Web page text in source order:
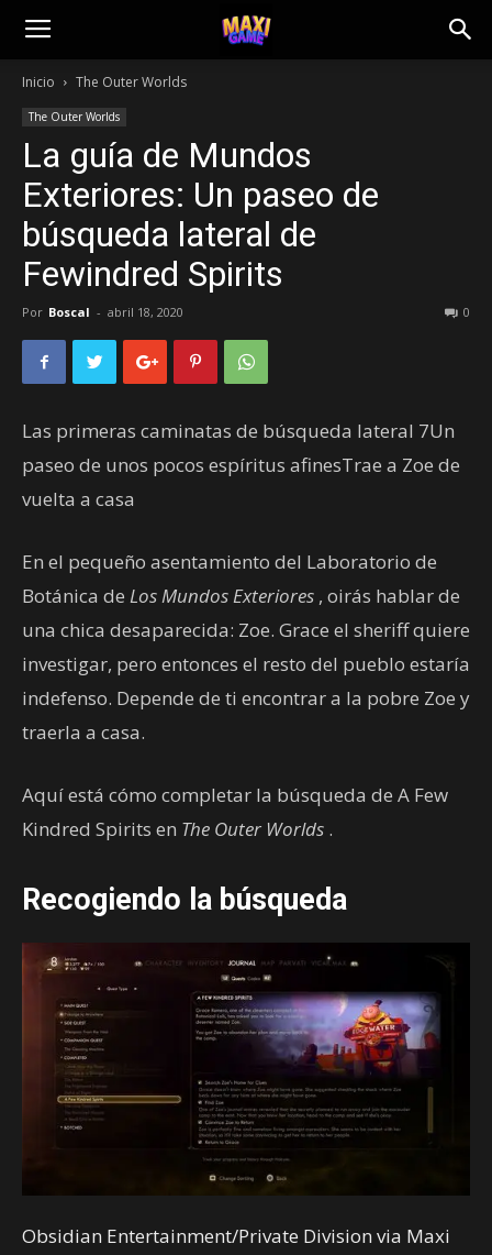
Inicio The Outer Worlds
The Outer Worlds
La guía de Mundos
Exteriores: Un paseo de
búsqueda lateral de
Fewindred Spirits
Por Boscal - abril 18, 2020 0
Las primeras caminatas de búsqueda lateral 7Un
paseo de unos pocos espíritus afinesTrae a Zoe de
vuelta a casa
En el pequeño asentamiento del Laboratorio de
Botánica de Los Mundos Exteriores , oirás hablar de
una chica desaparecida: Zoe. Grace el sheriff quiere
investigar, pero entonces el resto del pueblo estaría
indefenso. Depende de ti encontrar a la pobre Zoe y
traerla a casa.
Aquí está cómo completar la búsqueda de A Few
Kindred Spirits en The Outer Worlds .
Recogiendo la búsqueda
Obsidian Entertainment/Private Division via Maxi